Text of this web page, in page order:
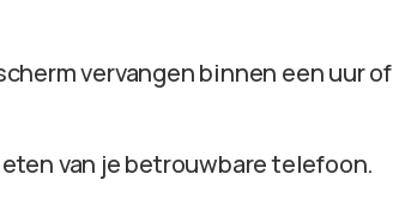
vervangen binnen een uur of
van je betrouwbare telefoon.